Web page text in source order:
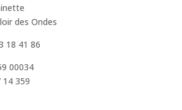
des Ondes
18 41 86
00034
14 359